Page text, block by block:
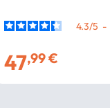
4.3/5 -
47,99 €